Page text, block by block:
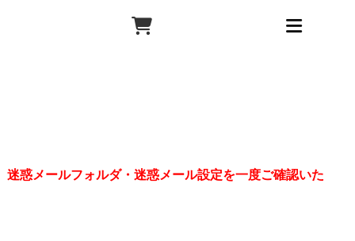
惑メールフォルダ・迷惑メール設定を一度ご確認いた